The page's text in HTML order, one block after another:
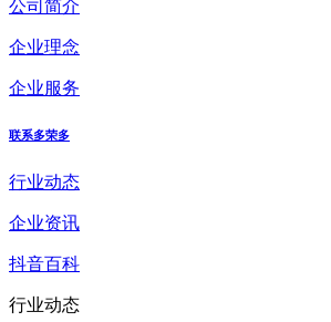
公司简介
企业理念
企业服务
联系多荣多
行业动态
企业资讯
抖音百科
行业动态